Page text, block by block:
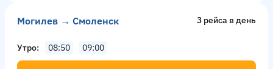
Могилев → Смоленск 3 рейсa в день
Утро 08:50 09:00